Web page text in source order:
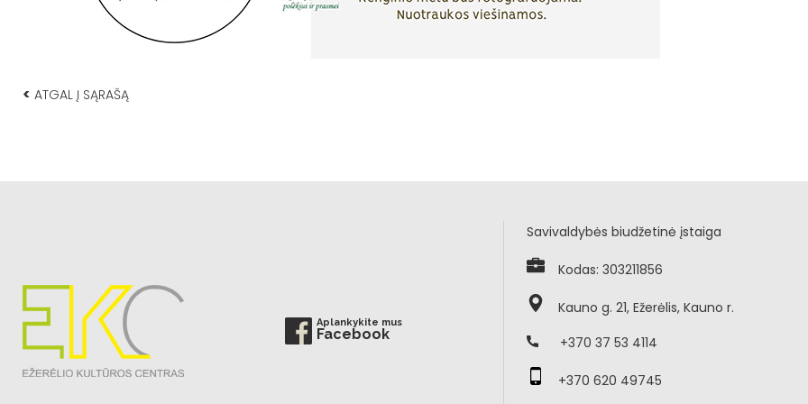
< ATGAL Į SĄRAŠĄ
Aplankykite mus
Facebook
Savivaldybės biudžetinė įstaiga
Kodas: 303211856
Kauno g. 21, Ežerėlis, Kauno r.
+370 37 53 4114
+370 620 49745